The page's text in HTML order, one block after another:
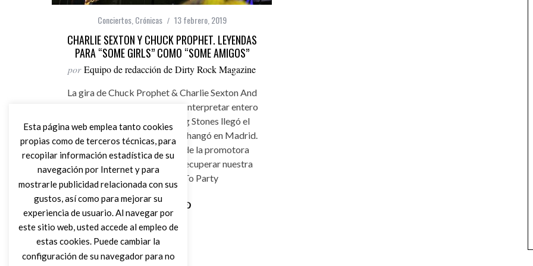
Conciertos, Crónicas 13 febrero, 2019
CHARLIE SEXTON Y CHUCK PROPHET. LEYENDAS
PARA “SOME GIRLS” COMO “SOME AMIGOS”
por Equipo de redacción de Dirty Rock Magazine
La gira de Chuck Prophet & Charlie Sexton And
The East River Truckers para interpretar entero
el “Some Girls” de los Rolling Stones llegó el
pasado 29 de enero a la sala Changó en Madrid.
Dentro del 20º aniversario de la promotora
Houston Party y sirve para recuperar nuestra
iniciativa We Used To Party
Leer Más
Esta página web emplea tanto cookies
propias como de terceros técnicas, para
recopilar información estadística de su
navegación por Internet y para
mostrarle publicidad relacionada con sus
gustos, así como para mejorar su
experiencia de usuario. Al navegar por
este sitio web, usted accede al empleo de
estas cookies. Puede cambiar la
configuración de su navegador para no